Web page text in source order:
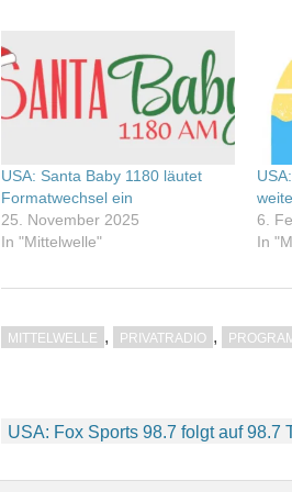
USA: Santa Baby 1180 läutet
Formatwechsel ein
25. November 2025
In "Mittelwelle"
6.
In
MITTELWELLE , PRIVATRADIO ,
Beitragsnavigation
USA: Fox Sports 98.7 folgt auf 98.7